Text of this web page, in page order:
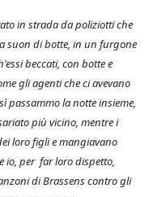
in strada da poliziotti che
suon di botte, in un furgone
beccati, con botte e
gli agenti che ci avevano
passammo la notte insieme,
più vicino, mentre i
loro figli e mangiavano
io, per far loro dispetto,
di Brassens contro gli